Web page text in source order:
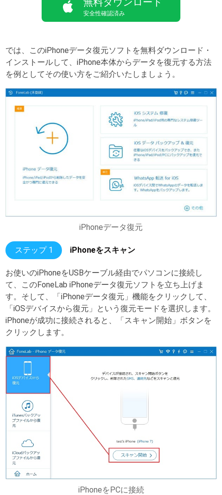
安全性確認済み
では、このiPhoneデータ復元ソフトを無料ダウンロード・
インストールして、iPhone本体からデータを復元する方法
を例としてその使い方をご紹介いたしましょう。
iPhoneデータ復元
ステップ 1 iPhoneをスキャン
お使いのiPhoneをUSBケーブル経由でパソコンに接続し
て、このFoneLab iPhoneデータ復元ソフトを立ち上げま
す。そして、「iPhoneデータ復元」機能をクリックして、
「iOSデバイスから復元」という復元モードを選択します。
iPhoneが成功に接続されると、「スキャン開始」ボタンを
クリックします。
iPhoneをPCに接続